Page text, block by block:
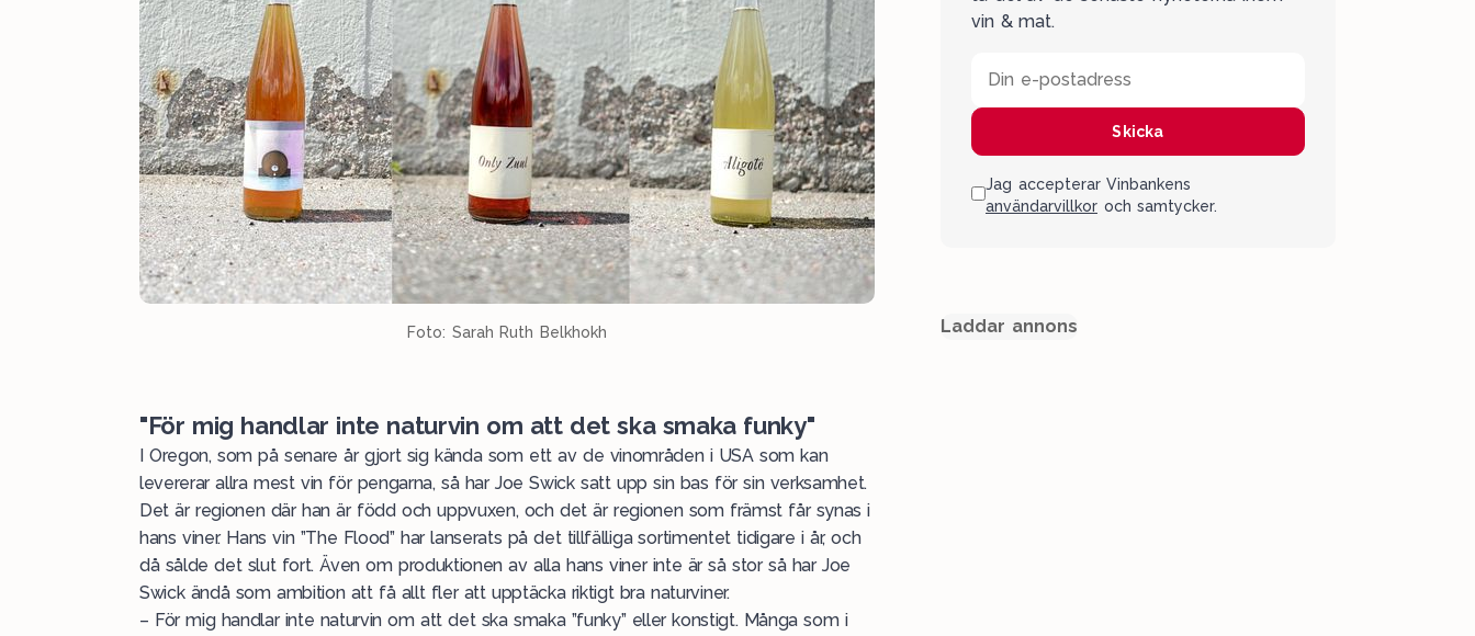
Foto: Sarah Ruth Belkhokh
"För mig handlar inte naturvin om att det ska smaka funky"
I Oregon, som på senare år gjort sig kända som ett av de vinområden i USA som kan
levererar allra mest vin för pengarna, så har Joe Swick satt upp sin bas för sin verksamhet.
Det är regionen där han är född och uppvuxen, och det är regionen som främst får synas i
hans viner. Hans vin ”The Flood” har lanserats på det tillfälliga sortimentet tidigare i år, och
då sålde det slut fort. Även om produktionen av alla hans viner inte är så stor så har Joe
Swick ändå som ambition att få allt fler att upptäcka riktigt bra naturviner.
– För mig handlar inte naturvin om att det ska smaka ”funky” eller konstigt. Många som i
vin & mat.
Din e-postadress
Skicka
Jag accepterar Vinbankens
användarvillkor och samtycker.
Laddar annons